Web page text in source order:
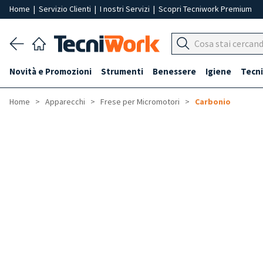
Home | Servizio Clienti | I nostri Servizi | Scopri Tecniwork Premium
Novità e Promozioni Strumenti Benessere Igiene
Home Apparecchi Frese per Micromotori Carbonio